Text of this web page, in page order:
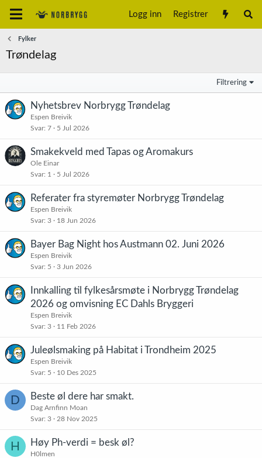
Logg inn Registrer
Fylker
Trøndelag
Filtrering
Nyhetsbrev Norbrygg Trøndelag
Espen Breivik
Svar 7 5 Jul 2026
Smakekveld med Tapas og Aromakurs
Ole Einar
Svar 1 5 Jul 2026
Referater fra styremøter Norbrygg Trøndelag
Espen Breivik
Svar 3 18 Jun 2026
Bayer Bag Night hos Austmann 02. Juni 2026
Espen Breivik
Svar 5 3 Jun 2026
Innkalling til fylkesårsmøte i Norbrygg Trøndelag
2026 og omvisning EC Dahls Bryggeri
Espen Breivik
Svar 3 11 Feb 2026
Juleølsmaking på Habitat i Trondheim 2025
Espen Breivik
Svar 5 10 Des 2025
D Beste øl dere har smakt.
Dag Arnfinn Moan
Svar 3 28 Nov 2025
H Høy Ph-verdi = besk øl?
H0lmen